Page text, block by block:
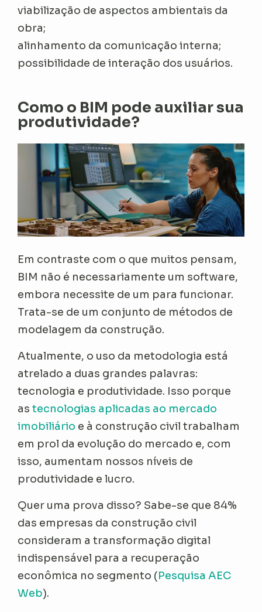
viabilização de aspectos ambientais da
obra;
alinhamento da comunicação interna;
possibilidade de interação dos usuários.
Como o BIM pode auxiliar sua
produtividade?
Em contraste com o que muitos pensam,
BIM não é necessariamente um software,
embora necessite de um para funcionar.
Trata-se de um conjunto de métodos de
modelagem da construção.
Atualmente, o uso da metodologia está
atrelado a duas grandes palavras:
tecnologia e produtividade. Isso porque
astecnologias aplicadas ao mercado
imobiliário e à construção civil trabalham
em prol da evolução do mercado e, com
isso, aumentam nossos níveis de
produtividade e lucro.
Quer uma prova disso? Sabe-se que 84%
das empresas da construção civil
consideram a transformação digital
indispensável para a recuperação
econômica no segmento (Pesquisa AEC
Web).